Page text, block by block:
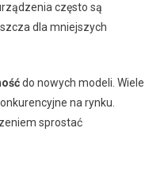
często są
dla mniejszych
do nowych modeli. Wiele
na rynku.
sprostać